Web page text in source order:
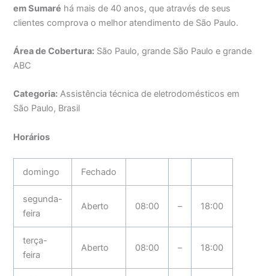
em Sumaré há mais de 40 anos, que através de seus
clientes comprova o melhor atendimento de São Paulo.
Área de Cobertura: São Paulo, grande São Paulo e grande
ABC
Categoria: Assistência técnica de eletrodomésticos em
São Paulo, Brasil
Horários
domingo Fechado
segunda-
feira
Aberto 08:00 – 18:00
terça-
feira
Aberto 08:00 – 18:00